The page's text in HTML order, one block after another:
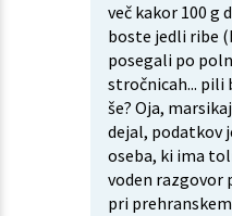
več kakor 100 g
boste jedli ribe
posegali po
stročnicah... pili
še? Oja,
dejal, podatkov
oseba, ki ima
voden razgovor
pri